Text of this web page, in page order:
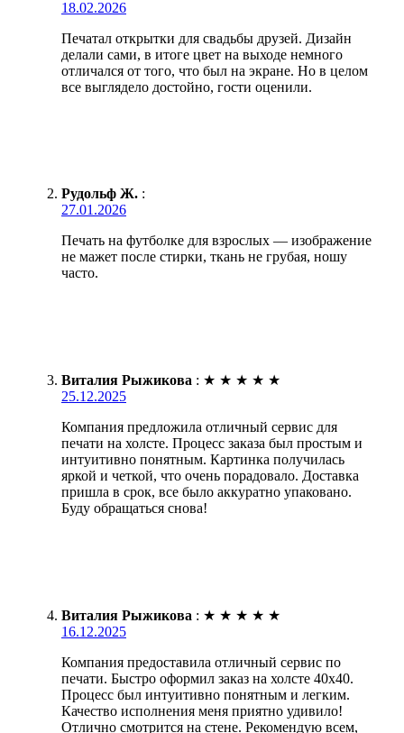
18.02.2026
Печатал открытки для свадьбы друзей. Дизайн
делали сами, в итоге цвет на выходе немного
отличался от того, что был на экране. Но в целом
все выглядело достойно, гости оценили.
Рудольф Ж. :
27.01.2026
Печать на футболке для взрослых — изображение
не мажет после стирки, ткань не грубая, ношу
часто.
Виталия Рыжикова : ★ ★ ★ ★ ★
25.12.2025
Компания предложила отличный сервис для
печати на холсте. Процесс заказа был простым и
интуитивно понятным. Картинка получилась
яркой и четкой, что очень порадовало. Доставка
пришла в срок, все было аккуратно упаковано.
Буду обращаться снова!
Виталия Рыжикова : ★ ★ ★ ★ ★
16.12.2025
Компания предоставила отличный сервис по
печати. Быстро оформил заказ на холсте 40х40.
Процесс был интуитивно понятным и легким.
Качество исполнения меня приятно удивило!
Отлично смотрится на стене. Рекомендую всем,